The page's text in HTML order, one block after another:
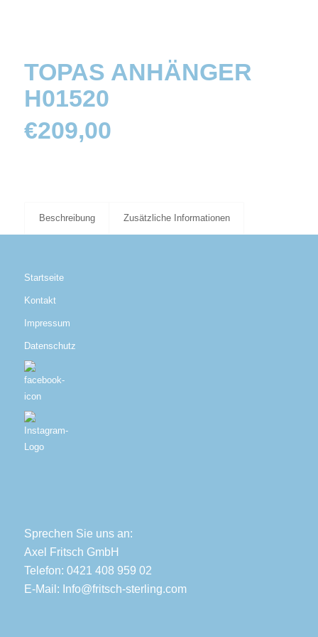
TOPAS ANHÄNGER
H01520
€209,00
Beschreibung Zusätzliche Informationen
Startseite
Kontakt
Impressum
Datenschutz
Sprechen Sie uns an:
Axel Fritsch GmbH
Telefon: 0421 408 959 02
E-Mail: Info@fritsch-sterling.com